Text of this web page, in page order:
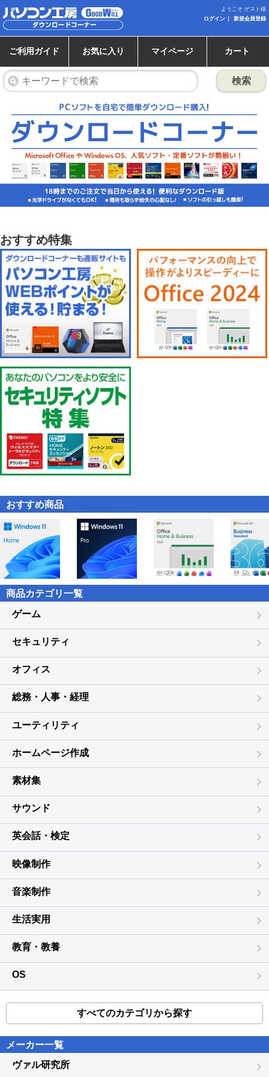
ようこそ ゲスト様
ログイン
新規会員登録
ご利用ガイド お気に入り マイページ カート
検索
おすすめ特集
おすすめ商品
商品カテゴリ一覧
ゲーム
セキュリティ
オフィス
総務・人事・経理
ユーティリティ
ホームページ作成
素材集
サウンド
英会話・検定
映像制作
音楽制作
生活実用
教育・教養
OS
すべてのカテゴリから探す
メーカー一覧
ヴァル研究所